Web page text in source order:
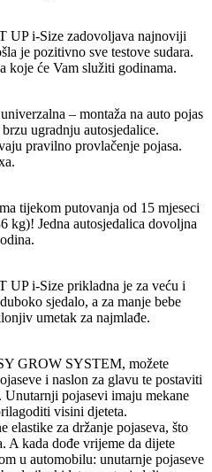
UP i-Size zadovoljava najnoviji
je pozitivno sve testove sudara.
koje će Vam služiti godinama.
– montaža na auto pojas
ugradnju autosjedalice.
pravilno provlačenje pojasa.
tijekom putovanja od 15 mjeseci
kg)! Jedna autosjedalica dovoljna
UP i-Size prikladna je za veću i
sjedalo, a za manje bebe
umetak za najmlađe.
GROW SYSTEM, možete
i naslon za glavu te postaviti
Unutarnji pojasevi imaju mekane
visini djeteta.
elastike za držanje pojaseva, što
A kada dođe vrijeme da dijete
u automobilu: unutarnje pojaseve